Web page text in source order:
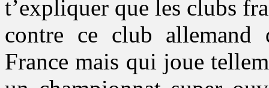
t’expliquer que les clubs
contre ce club allemand
France mais qui joue